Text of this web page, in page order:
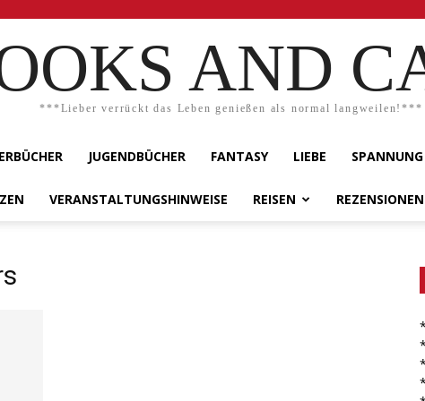
AND
***Lieber verrückt das Leben genießen als normal langweilen!***
JUGENDBÜCHER FANTASY LIEBE SPANNUNG
VERANSTALTUNGSHINWEISE REISEN
*
*
*
*